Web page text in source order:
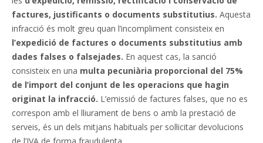
factures, justificants o documents substitutius. Aquesta
infracció és molt greu quan l’incompliment consisteix en
l’expedició de factures o documents substitutius amb
dades falses o falsejades. En aquest cas, la sanció
consisteix en una multa pecuniària proporcional del 75%
de l’import del conjunt de les operacions que hagin
originat la infracció. L’emissió de factures falses, que no es
correspon amb el lliurament de bens o amb la prestació de
serveis, és un dels mitjans habituals per sol·licitar devolucions